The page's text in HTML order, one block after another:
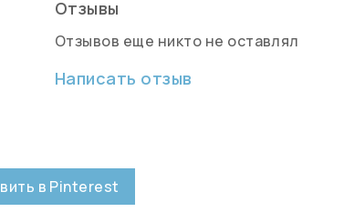
Отзывы
Отзывов еще никто не оставлял
Написать отзыв
в Pinterest